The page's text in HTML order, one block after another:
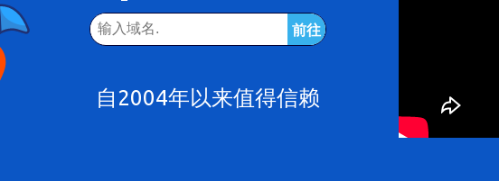
前往
自2004年以来值得信赖